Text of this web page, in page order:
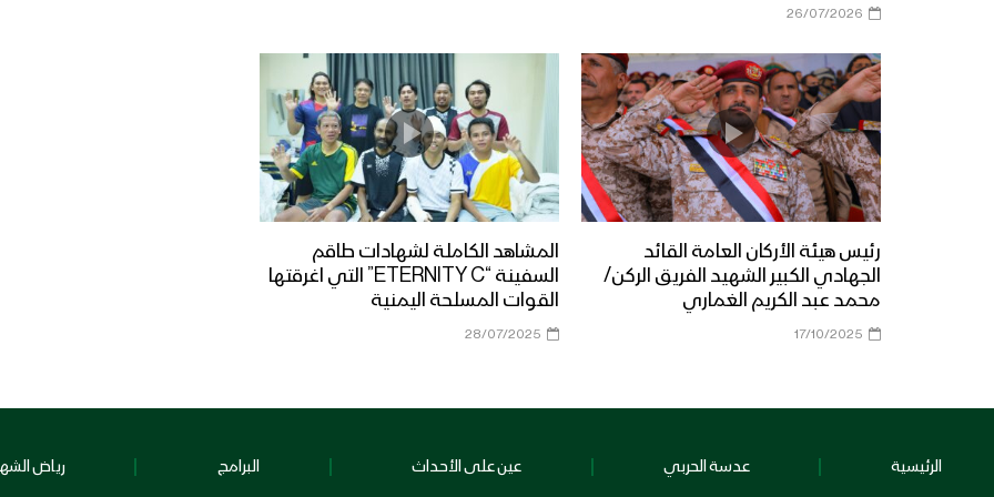
26/07/2026
رئيس هيئة الأركان العامة القائد
الجهادي الكبير الشهيد الفريق الركن/
محمد عبد الكريم الغماري
17/10/2025
المشاهد الكاملة لشهادات طاقم
السفينة “ETERNITY C” التي اغرقتها
القوات المسلحة اليمنية
28/07/2025
الرئيسية عدسة الحربي عين على الأحداث البرامج رياض